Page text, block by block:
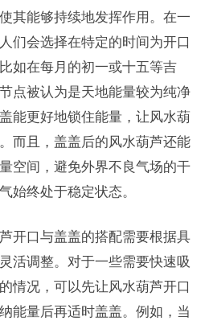
其能够持续地发挥作用。在一
们会选择在特定的时间为开口
如在每月的初一或十五等吉
点被认为是天地能量较为纯净
能更好地锁住能量，让风水葫
而且，盖盖后的风水葫芦还能
空间，避免外界不良气场的干
始终处于稳定状态。
开口与盖盖的搭配需要根据具
活调整。对于一些需要快速吸
情况，可以先让风水葫芦开口
能量后再适时盖盖。例如，当